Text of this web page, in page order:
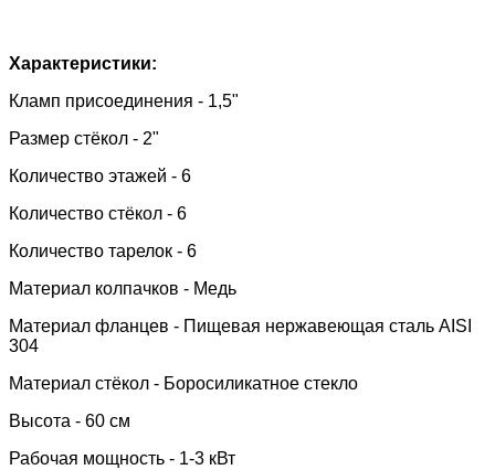
Характеристики:
Кламп присоединения - 1,5"
Размер стёкол - 2"
Количество этажей - 6
Количество стёкол - 6
Количество тарелок - 6
Материал колпачков - Медь
Материал фланцев - Пищевая нержавеющая сталь AISI
304
Материал стёкол - Боросиликатное стекло
Высота - 60 см
Рабочая мощность - 1-3 кВт